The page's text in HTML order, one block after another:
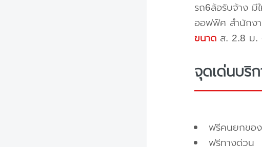
รถ6ล้อรับจ้าง มี
ออฟฟิศ สำนักง
ขนาดส. 2.8 ม.
จุดเด่นบริก
ฟรีคนยกของ
ฟรีทางด่วน